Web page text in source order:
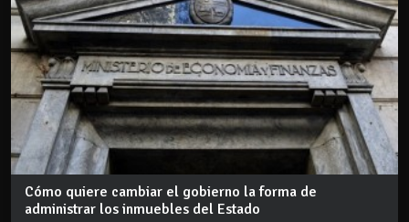
Cómo quiere cambiar el gobierno la forma de
administrar los inmuebles del Estado